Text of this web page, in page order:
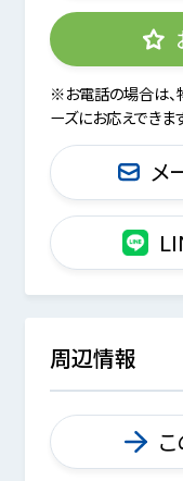
※お電話の場合は、
ーズにお応えできま
メ
周辺情報